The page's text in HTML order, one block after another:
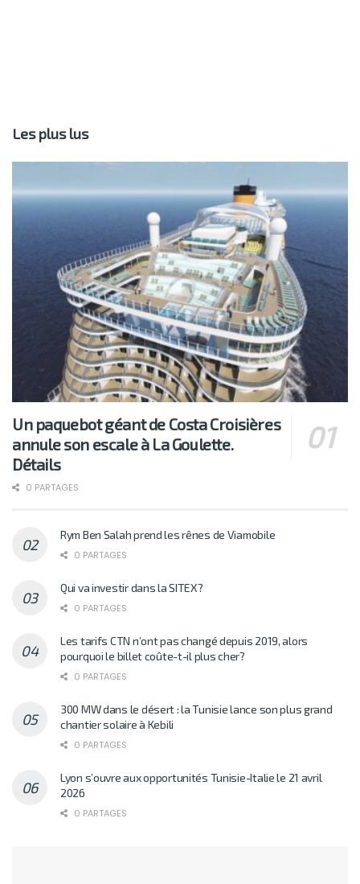
Les plus lus
Un paquebot géant de Costa Croisières
annule son escale à La Goulette.
Détails
0 PARTAGES
Rym Ben Salah prend les rênes de Viamobile
0 PARTAGES
Qui va investir dans la SITEX?
0 PARTAGES
Les tarifs CTN n’ont pas changé depuis 2019, alors
pourquoi le billet coûte-t-il plus cher?
0 PARTAGES
300 MW dans le désert : la Tunisie lance son plus grand
chantier solaire à Kebili
0 PARTAGES
Lyon s’ouvre aux opportunités Tunisie-Italie le 21 avril
2026
0 PARTAGES